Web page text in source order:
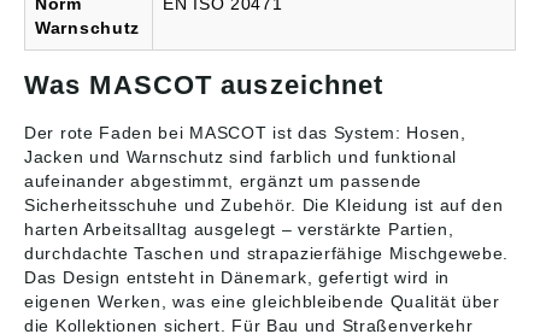
Warnschutz
Was MASCOT auszeichnet
Der rote Faden bei MASCOT ist das System: Hosen,
Jacken und Warnschutz sind farblich und funktional
aufeinander abgestimmt, ergänzt um passende
Sicherheitsschuhe und Zubehör. Die Kleidung ist auf den
harten Arbeitsalltag ausgelegt – verstärkte Partien,
durchdachte Taschen und strapazierfähige Mischgewebe.
Das Design entsteht in Dänemark, gefertigt wird in
eigenen Werken, was eine gleichbleibende Qualität über
die Kollektionen sichert. Für Bau und Straßenverkehr